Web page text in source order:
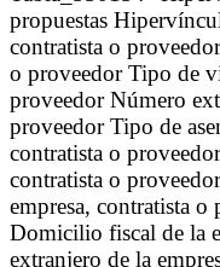
propuestas
contratista o
o proveedor Tipo de
proveedor Número
proveedor Tipo de
contratista o
contratista o
empresa, contratista
Domicilio fiscal de la
extranjero de la